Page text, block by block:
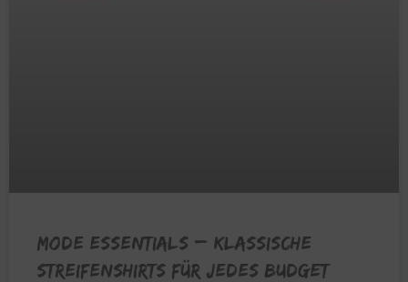
MODE ESSENTIALS – Klassische
Streifenshirts für jedes Budget